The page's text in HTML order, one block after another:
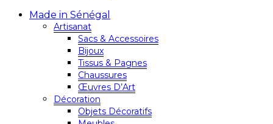
Made in Sénégal
Artisanat
Sacs & Accessoires
Bijoux
Tissus & Pagnes
Chaussures
Œuvres D’Art
Décoration
Objets Décoratifs